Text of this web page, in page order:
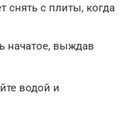
снять с плиты, когда
начатое, выждав
водой и